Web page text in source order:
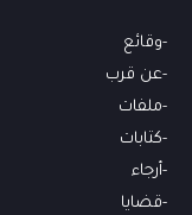
وقائع
عن قرب
ملفات
كتابات
أرجاء
قضايا